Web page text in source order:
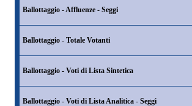
Ballottaggio - Affluenze - Seggi
Ballottaggio - Totale Votanti
Ballottaggio - Voti di Lista Sintetica
Ballottaggio - Voti di Lista Analitica - Seggi